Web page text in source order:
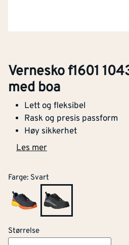
Vernesko f1601
med boa
Lett og fleksibel
Rask og presis passform
Høy sikkerhet
Les mer
Farge: Svart
Størrelse